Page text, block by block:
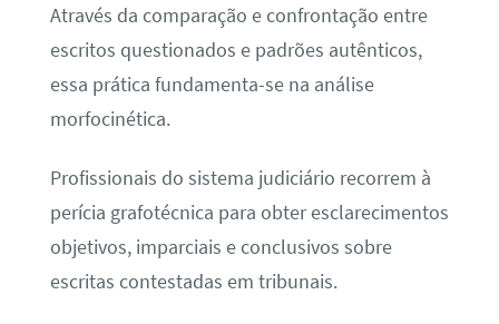
Através da comparação e confrontação entre
escritos questionados e padrões autênticos,
essa prática fundamenta-se na análise
morfocinética.
Profissionais do sistema judiciário recorrem à
perícia grafotécnica para obter esclarecimentos
objetivos, imparciais e conclusivos sobre
escritas contestadas em tribunais.